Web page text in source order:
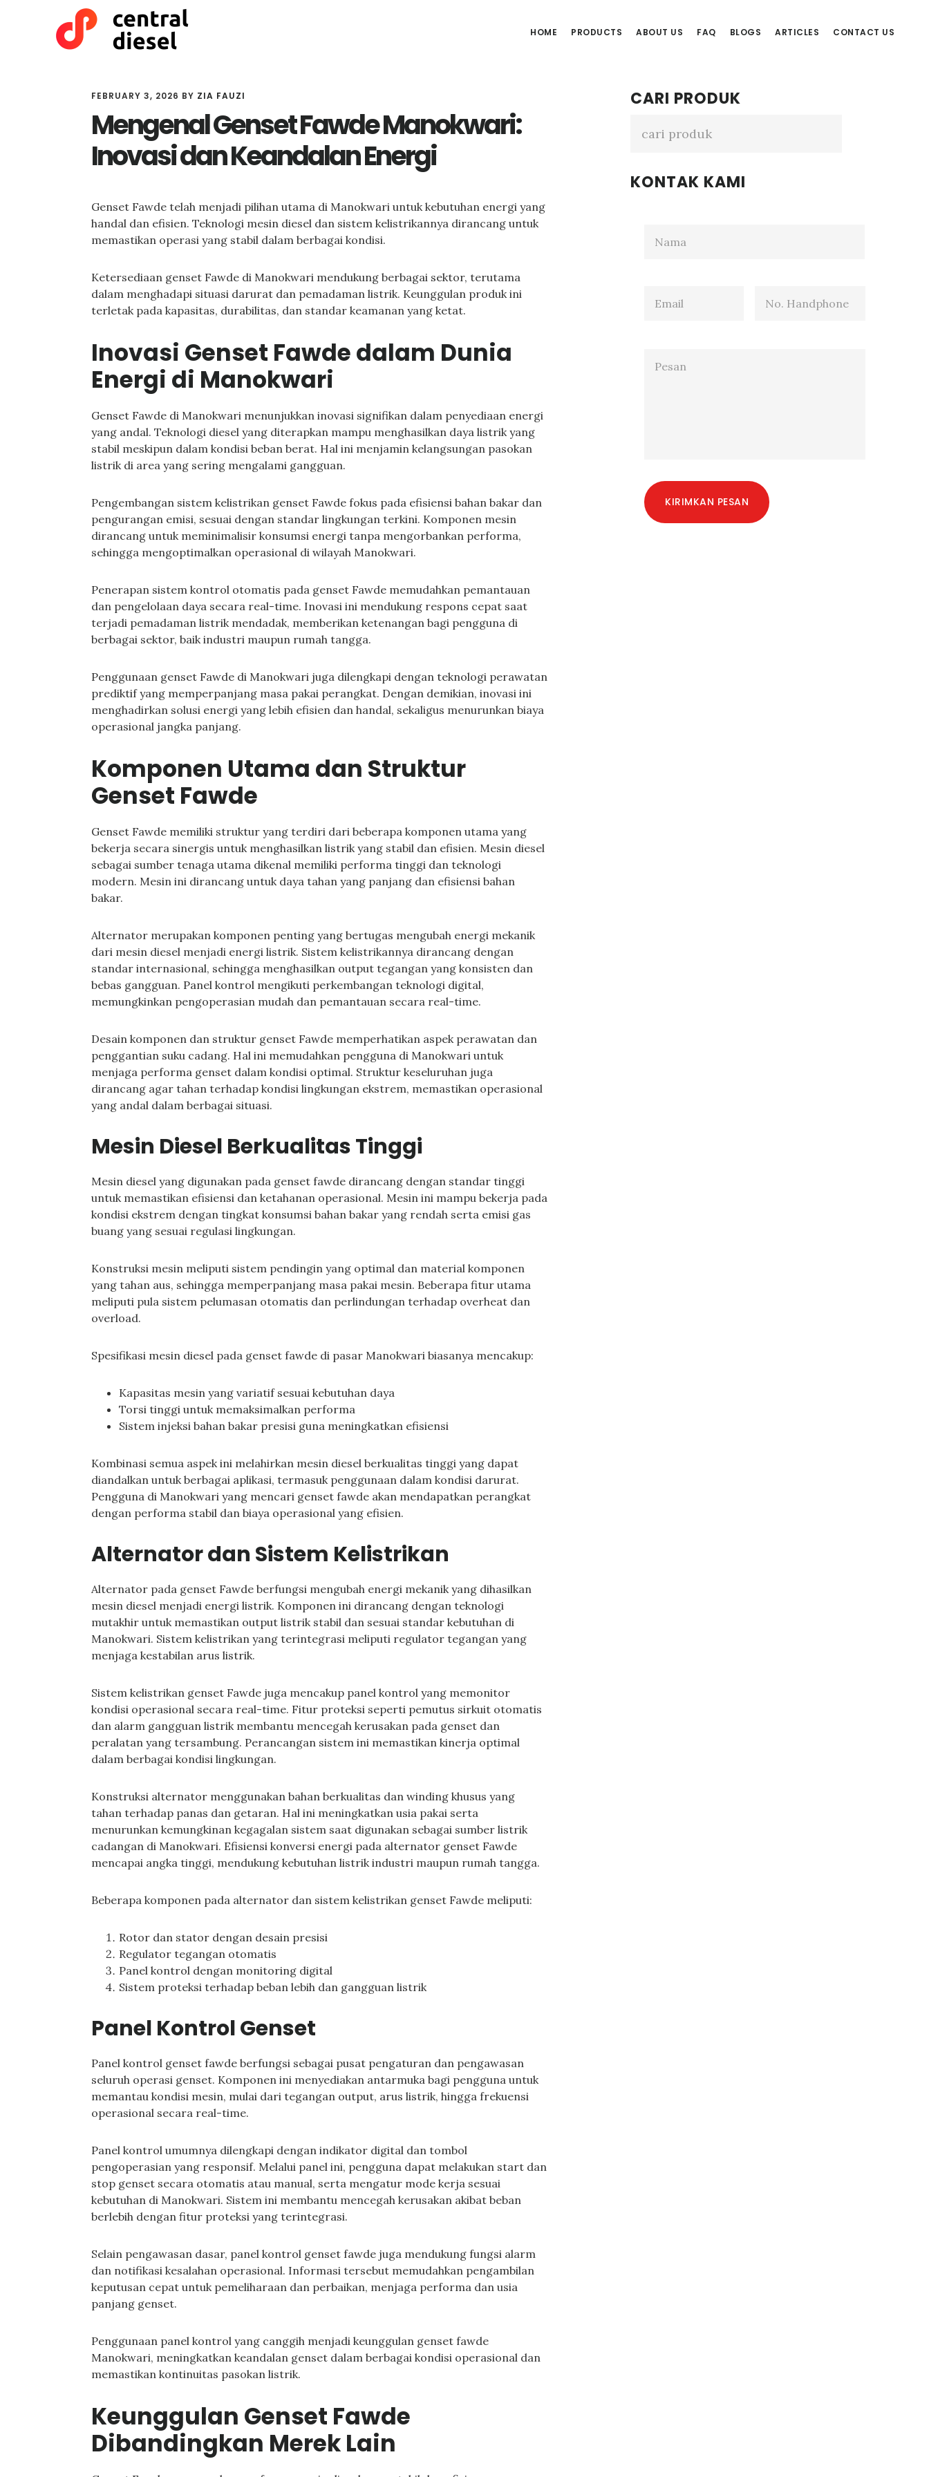
HOME PRODUCTS ABOUT US FAQ BLOGS ARTICLES CONTACT US
FEBRUARY 3, 2026 BY ZIA FAUZI
Mengenal Genset Fawde Manokwari:
Inovasi dan Keandalan Energi
Genset Fawde telah menjadi pilihan utama di Manokwari untuk kebutuhan energi yang
handal dan efisien. Teknologi mesin diesel dan sistem kelistrikannya dirancang untuk
memastikan operasi yang stabil dalam berbagai kondisi.
Ketersediaan genset Fawde di Manokwari mendukung berbagai sektor, terutama
dalam menghadapi situasi darurat dan pemadaman listrik. Keunggulan produk ini
terletak pada kapasitas, durabilitas, dan standar keamanan yang ketat.
Inovasi Genset Fawde dalam Dunia
Energi di Manokwari
Genset Fawde di Manokwari menunjukkan inovasi signifikan dalam penyediaan energi
yang andal. Teknologi diesel yang diterapkan mampu menghasilkan daya listrik yang
stabil meskipun dalam kondisi beban berat. Hal ini menjamin kelangsungan pasokan
listrik di area yang sering mengalami gangguan.
Pengembangan sistem kelistrikan genset Fawde fokus pada efisiensi bahan bakar dan
pengurangan emisi, sesuai dengan standar lingkungan terkini. Komponen mesin
dirancang untuk meminimalisir konsumsi energi tanpa mengorbankan performa,
sehingga mengoptimalkan operasional di wilayah Manokwari.
Penerapan sistem kontrol otomatis pada genset Fawde memudahkan pemantauan
dan pengelolaan daya secara real-time. Inovasi ini mendukung respons cepat saat
terjadi pemadaman listrik mendadak, memberikan ketenangan bagi pengguna di
berbagai sektor, baik industri maupun rumah tangga.
Penggunaan genset Fawde di Manokwari juga dilengkapi dengan teknologi perawatan
prediktif yang memperpanjang masa pakai perangkat. Dengan demikian, inovasi ini
menghadirkan solusi energi yang lebih efisien dan handal, sekaligus menurunkan biaya
operasional jangka panjang.
Komponen Utama dan Struktur
Genset Fawde
Genset Fawde memiliki struktur yang terdiri dari beberapa komponen utama yang
bekerja secara sinergis untuk menghasilkan listrik yang stabil dan efisien. Mesin diesel
sebagai sumber tenaga utama dikenal memiliki performa tinggi dan teknologi
modern. Mesin ini dirancang untuk daya tahan yang panjang dan efisiensi bahan
bakar.
Alternator merupakan komponen penting yang bertugas mengubah energi mekanik
dari mesin diesel menjadi energi listrik. Sistem kelistrikannya dirancang dengan
standar internasional, sehingga menghasilkan output tegangan yang konsisten dan
bebas gangguan. Panel kontrol mengikuti perkembangan teknologi digital,
memungkinkan pengoperasian mudah dan pemantauan secara real-time.
Desain komponen dan struktur genset Fawde memperhatikan aspek perawatan dan
penggantian suku cadang. Hal ini memudahkan pengguna di Manokwari untuk
menjaga performa genset dalam kondisi optimal. Struktur keseluruhan juga
dirancang agar tahan terhadap kondisi lingkungan ekstrem, memastikan operasional
yang andal dalam berbagai situasi.
Mesin Diesel Berkualitas Tinggi
Mesin diesel yang digunakan pada genset fawde dirancang dengan standar tinggi
untuk memastikan efisiensi dan ketahanan operasional. Mesin ini mampu bekerja pada
kondisi ekstrem dengan tingkat konsumsi bahan bakar yang rendah serta emisi gas
buang yang sesuai regulasi lingkungan.
Konstruksi mesin meliputi sistem pendingin yang optimal dan material komponen
yang tahan aus, sehingga memperpanjang masa pakai mesin. Beberapa fitur utama
meliputi pula sistem pelumasan otomatis dan perlindungan terhadap overheat dan
overload.
Spesifikasi mesin diesel pada genset fawde di pasar Manokwari biasanya mencakup:
Kapasitas mesin yang variatif sesuai kebutuhan daya
Torsi tinggi untuk memaksimalkan performa
Sistem injeksi bahan bakar presisi guna meningkatkan efisiensi
Kombinasi semua aspek ini melahirkan mesin diesel berkualitas tinggi yang dapat
diandalkan untuk berbagai aplikasi, termasuk penggunaan dalam kondisi darurat.
Pengguna di Manokwari yang mencari genset fawde akan mendapatkan perangkat
dengan performa stabil dan biaya operasional yang efisien.
Alternator dan Sistem Kelistrikan
Alternator pada genset Fawde berfungsi mengubah energi mekanik yang dihasilkan
mesin diesel menjadi energi listrik. Komponen ini dirancang dengan teknologi
mutakhir untuk memastikan output listrik stabil dan sesuai standar kebutuhan di
Manokwari. Sistem kelistrikan yang terintegrasi meliputi regulator tegangan yang
menjaga kestabilan arus listrik.
Sistem kelistrikan genset Fawde juga mencakup panel kontrol yang memonitor
kondisi operasional secara real-time. Fitur proteksi seperti pemutus sirkuit otomatis
dan alarm gangguan listrik membantu mencegah kerusakan pada genset dan
peralatan yang tersambung. Perancangan sistem ini memastikan kinerja optimal
dalam berbagai kondisi lingkungan.
Konstruksi alternator menggunakan bahan berkualitas dan winding khusus yang
tahan terhadap panas dan getaran. Hal ini meningkatkan usia pakai serta
menurunkan kemungkinan kegagalan sistem saat digunakan sebagai sumber listrik
cadangan di Manokwari. Efisiensi konversi energi pada alternator genset Fawde
mencapai angka tinggi, mendukung kebutuhan listrik industri maupun rumah tangga.
Beberapa komponen pada alternator dan sistem kelistrikan genset Fawde meliputi:
Rotor dan stator dengan desain presisi
Regulator tegangan otomatis
Panel kontrol dengan monitoring digital
Sistem proteksi terhadap beban lebih dan gangguan listrik
Panel Kontrol Genset
Panel kontrol genset fawde berfungsi sebagai pusat pengaturan dan pengawasan
seluruh operasi genset. Komponen ini menyediakan antarmuka bagi pengguna untuk
memantau kondisi mesin, mulai dari tegangan output, arus listrik, hingga frekuensi
operasional secara real-time.
Panel kontrol umumnya dilengkapi dengan indikator digital dan tombol
pengoperasian yang responsif. Melalui panel ini, pengguna dapat melakukan start dan
stop genset secara otomatis atau manual, serta mengatur mode kerja sesuai
kebutuhan di Manokwari. Sistem ini membantu mencegah kerusakan akibat beban
berlebih dengan fitur proteksi yang terintegrasi.
Selain pengawasan dasar, panel kontrol genset fawde juga mendukung fungsi alarm
dan notifikasi kesalahan operasional. Informasi tersebut memudahkan pengambilan
keputusan cepat untuk pemeliharaan dan perbaikan, menjaga performa dan usia
panjang genset.
Penggunaan panel kontrol yang canggih menjadi keunggulan genset fawde
Manokwari, meningkatkan keandalan genset dalam berbagai kondisi operasional dan
memastikan kontinuitas pasokan listrik.
Keunggulan Genset Fawde
Dibandingkan Merek Lain
Primary
Sidebar
CARI PRODUK
KONTAK KAMI
KIRIMKAN PESAN